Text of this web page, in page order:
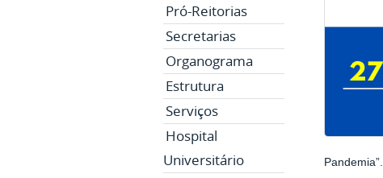
Pró-Reitorias
Secretarias
Organograma
Estrutura
Serviços
Hospital
Universitário
Pandemia”.